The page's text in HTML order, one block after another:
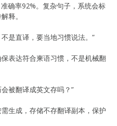
确率92%。复杂句子，系统会标
释。
不是直译，要当地习惯说法。”
表达符合柬语习惯，不是机械翻
被翻译成英文存吗？”
生成，存储不存翻译副本，保护